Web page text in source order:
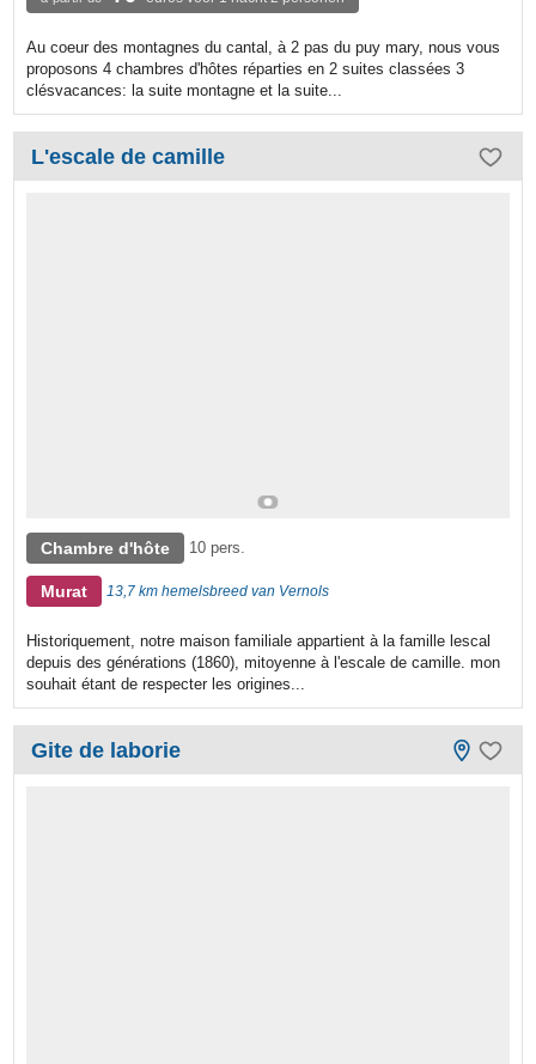
Au coeur des montagnes du cantal, à 2 pas du puy mary, nous vous
proposons 4 chambres d'hôtes réparties en 2 suites classées 3
clésvacances: la suite montagne et la suite...
L'escale de camille
Chambre d'hôte 10 pers.
Murat 13,7 km hemelsbreed van Vernols
Historiquement, notre maison familiale appartient à la famille lescal
depuis des générations (1860), mitoyenne à l'escale de camille. mon
souhait étant de respecter les origines...
Gite de laborie